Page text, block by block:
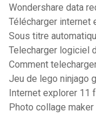
Wondershare data
Télécharger internet
Sous titre
Telecharger logiciel
Comment
Jeu de lego ninjago
Internet explorer
Photo collage maker